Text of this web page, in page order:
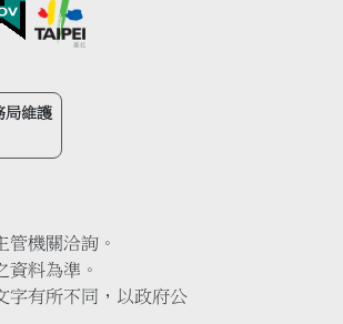
局維護
機關洽詢。
料為準。
字有所不同，以政府公